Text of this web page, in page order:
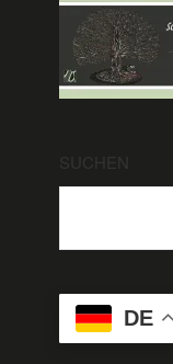
SUCHEN
DE